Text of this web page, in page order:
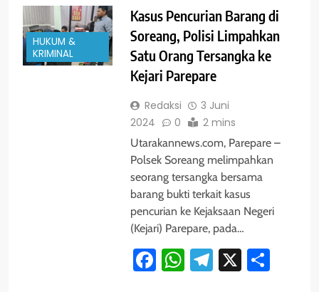
HUKUM &
KRIMINAL
Kasus Pencurian Barang di
Soreang, Polisi Limpahkan
Satu Orang Tersangka ke
Kejari Parepare
Redaksi
3 Juni
2024
0 2 mins
Utarakannews.com, Parepare –
Polsek Soreang melimpahkan
seorang tersangka bersama
barang bukti terkait kasus
pencurian ke Kejaksaan Negeri
(Kejari) Parepare, pada…
Facebook
WhatsApp
Telegram
X